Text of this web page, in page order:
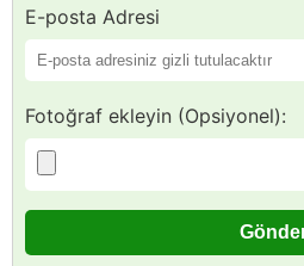
E-posta Adresi
Fotoğraf ekleyin (Opsiyonel):